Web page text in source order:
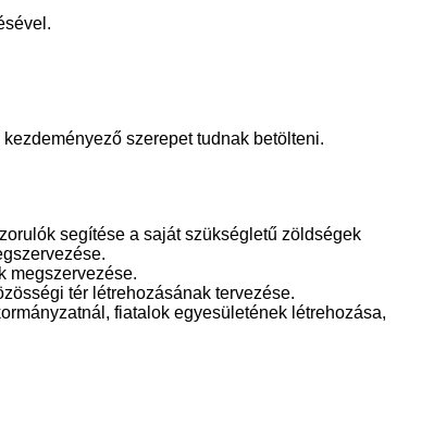
szerepet tudnak betölteni.
segítése a saját szükségletű zöldségek
megszervezése.
tér létrehozásának tervezése.
fiatalok egyesületének létrehozása,